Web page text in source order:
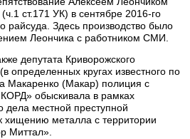
ст.171 УК) в сентябре 2016-го
райсуда. Здесь производство было
Леончика с работником СМИ.
депутата Криворожского
определенных кругах известного по
Макаренко (Макар) полиция с
обыскивала в рамках
дела местной преступной
хищению металла с территории
Миттал».